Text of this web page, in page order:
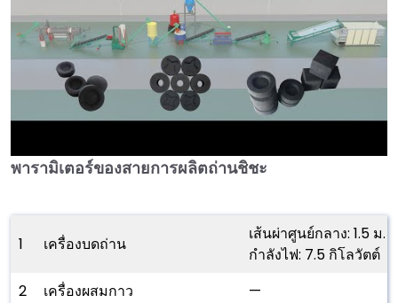
►
พารามิเตอร์ของสายการผลิตถ่านชิชะ
1 เครื่องบดถ่าน
เส้นผ่าศูนย์กลาง: 1.5 ม.
กำลังไฟ: 7.5 กิโลวัตต์
2
เครื่องผสมกาว —